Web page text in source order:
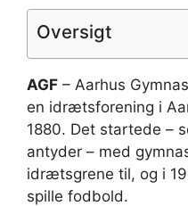
Oversigt
AGF – Aarhus
en idrætsforening i
1880. Det startede –
antyder – med
idrætsgrene til, og i
spille fodbold.